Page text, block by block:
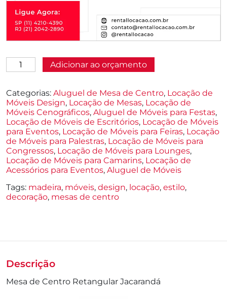
Aluguel
de
de
Centro
Retangular
Jacarandá
quantidade
Adicionar ao orçamento
Categorias: Aluguel de Mesa de Centro, Locação de
Móveis Design, Locação de Mesas, Locação de
Móveis Cenográficos, Aluguel de Móveis para Festas,
Locação de Móveis de Escritórios, Locação de Móveis
para Eventos, Locação de Móveis para Feiras, Locação
de Móveis para Palestras, Locação de Móveis para
Congressos, Locação de Móveis para Lounges,
Locação de Móveis para Camarins, Locação de
Acessórios para Eventos, Aluguel de Móveis
Tags: madeira, móveis, design, locação, estilo,
decoração, mesas de centro
Descrição
Mesa de Centro Retangular Jacarandá